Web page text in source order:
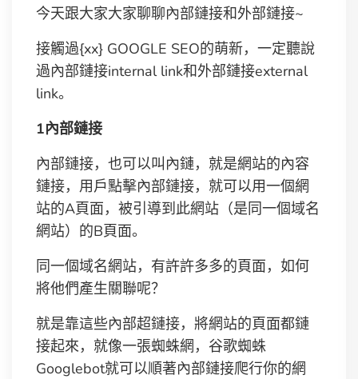
今天跟大家大家聊聊內部鏈接和外部鏈接~
接觸過{xx} GOOGLE SEO的萌新，一定聽說
過內部鏈接internal link和外部鏈接external
link。
1內部鏈接
內部鏈接，也可以叫內鏈，就是網站的內容
鏈接，用戶點擊內部鏈接，就可以用一個網
站的A頁面，被引導到此網站（是同一個域名
網站）的B頁面。
同一個域名網站，有許許多多的頁面，如何
將他們產生關聯呢？
就是靠這些內部超鏈接，將網站的頁面都鏈
接起來，就像一張蜘蛛網，谷歌蜘蛛
Googlebot就可以順著內部鏈接爬行你的網